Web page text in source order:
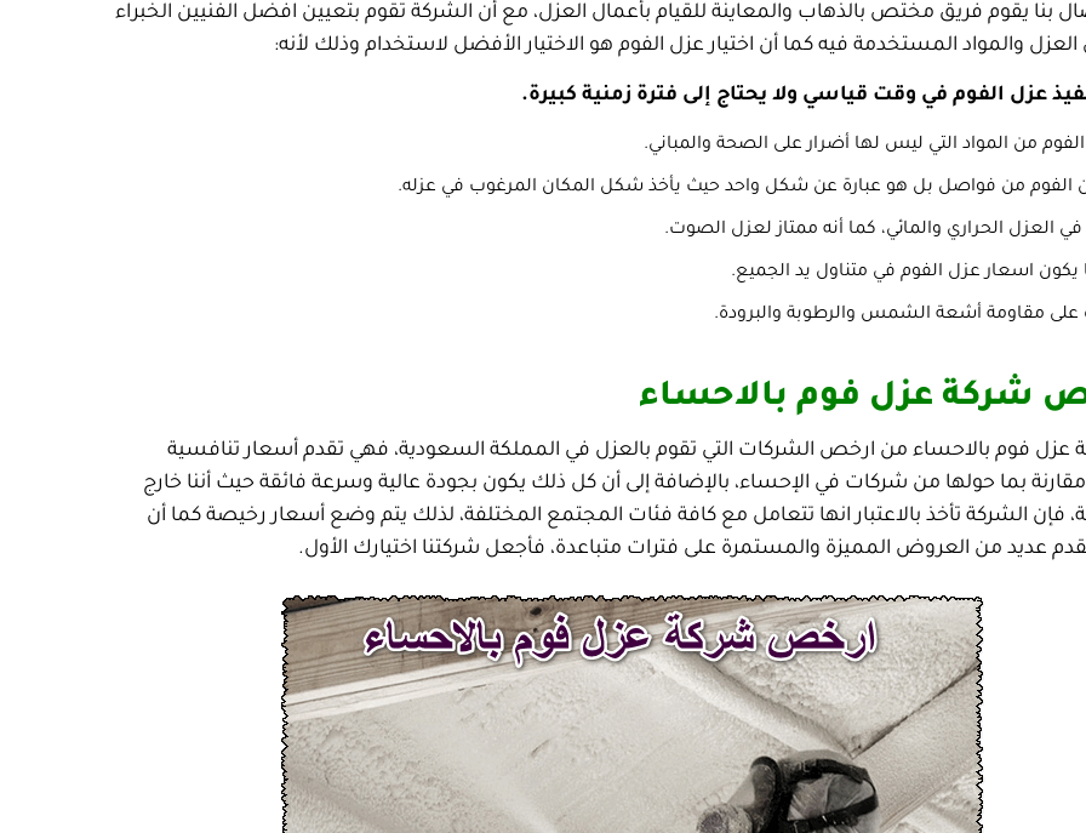
بنا يقوم فريق مختص بالذهاب والمعاينة للقيام بأعمال العزل، مع أن الشركة تقوم بتعيين افضل الفنيين الخبراء
والمواد المستخدمة فيه كما أن اختيار عزل الفوم هو الاختيار الأفضل لاستخدام وذلك لأنه:
عزل الفوم في وقت قياسي ولا يحتاج إلى فترة زمنية كبيرة.
من المواد التي ليس لها أضرار على الصحة والمباني.
الفوم من فواصل بل هو عبارة عن شكل واحد حيث يأخذ شكل المكان المرغوب في عزله.
العزل الحراري والمائي، كما أنه ممتاز لعزل الصوت.
يكون اسعار عزل الفوم في متناول يد الجميع.
على مقاومة أشعة الشمس والرطوبة والبرودة.
شركة عزل فوم بالاحساء
عزل فوم بالاحساء من ارخص الشركات التي تقوم بالعزل في المملكة السعودية، فهي تقدم أسعار تنافسية
بما حولها من شركات في الإحساء، بالإضافة إلى أن كل ذلك يكون بجودة عالية وسرعة فائقة حيث أننا خارج
فإن الشركة تأخذ بالاعتبار انها تتعامل مع كافة فئات المجتمع المختلفة، لذلك يتم وضع أسعار رخيصة كما أن
عديد من العروض المميزة والمستمرة على فترات متباعدة، فأجعل شركتنا اختيارك الأول.